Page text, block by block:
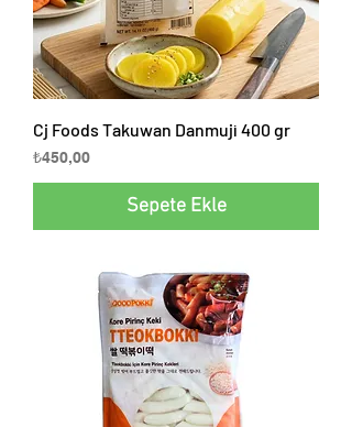
Cj Foods Takuwan Danmuji 400 gr
Fiyat
₺450,00
Sepete Ekle